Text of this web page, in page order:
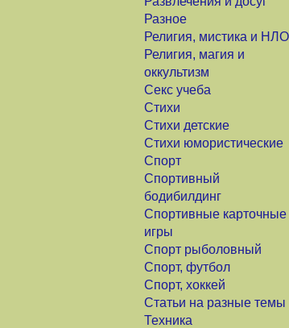
Разное
Религия, мистика и НЛО
Религия, магия и
оккультизм
Секс учеба
Стихи
Стихи детские
Стихи юмористические
Спорт
Спортивный
бодибилдинг
Спортивные карточные
игры
Спорт рыболовный
Спорт, футбол
Спорт, хоккей
Статьи на разные темы
Техника